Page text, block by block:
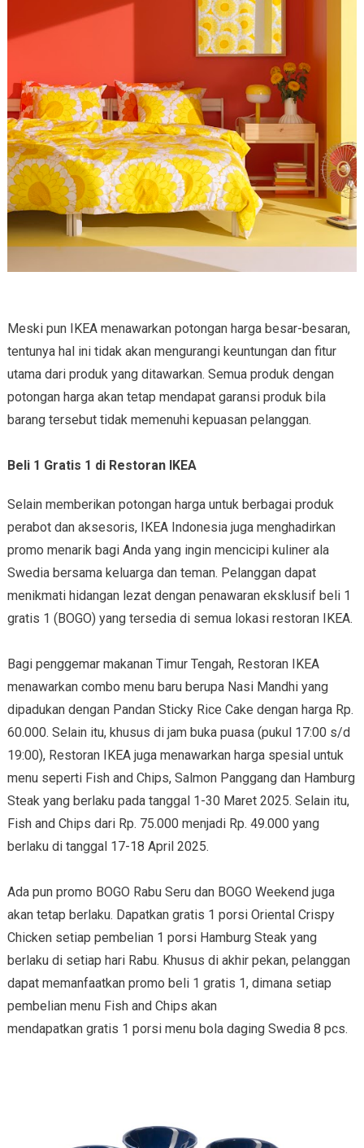
Meski pun IKEA menawarkan potongan harga besar-besaran,
tentunya hal ini tidak akan mengurangi keuntungan dan fitur
utama dari produk yang ditawarkan. Semua produk dengan
potongan harga akan tetap mendapat garansi produk bila
barang tersebut tidak memenuhi kepuasan pelanggan.
Beli 1 Gratis 1 di Restoran IKEA
Selain memberikan potongan harga untuk berbagai produk
perabot dan aksesoris, IKEA Indonesia juga menghadirkan
promo menarik bagi Anda yang ingin mencicipi kuliner ala
Swedia bersama keluarga dan teman. Pelanggan dapat
menikmati hidangan lezat dengan penawaran eksklusif beli 1
gratis 1 (BOGO) yang tersedia di semua lokasi restoran IKEA.
Bagi penggemar makanan Timur Tengah, Restoran IKEA
menawarkan combo menu baru berupa Nasi Mandhi yang
dipadukan dengan Pandan Sticky Rice Cake dengan harga Rp.
60.000. Selain itu, khusus di jam buka puasa (pukul 17:00 s/d
19:00), Restoran IKEA juga menawarkan harga spesial untuk
menu seperti Fish and Chips, Salmon Panggang dan Hamburg
Steak yang berlaku pada tanggal 1-30 Maret 2025. Selain itu,
Fish and Chips dari Rp. 75.000 menjadi Rp. 49.000 yang
berlaku di tanggal 17-18 April 2025.
Ada pun promo BOGO Rabu Seru dan BOGO Weekend juga
akan tetap berlaku. Dapatkan gratis 1 porsi Oriental Crispy
Chicken setiap pembelian 1 porsi Hamburg Steak yang
berlaku di setiap hari Rabu. Khusus di akhir pekan, pelanggan
dapat memanfaatkan promo beli 1 gratis 1, dimana setiap
pembelian menu Fish and Chips akan
mendapatkan gratis 1 porsi menu bola daging Swedia 8 pcs.